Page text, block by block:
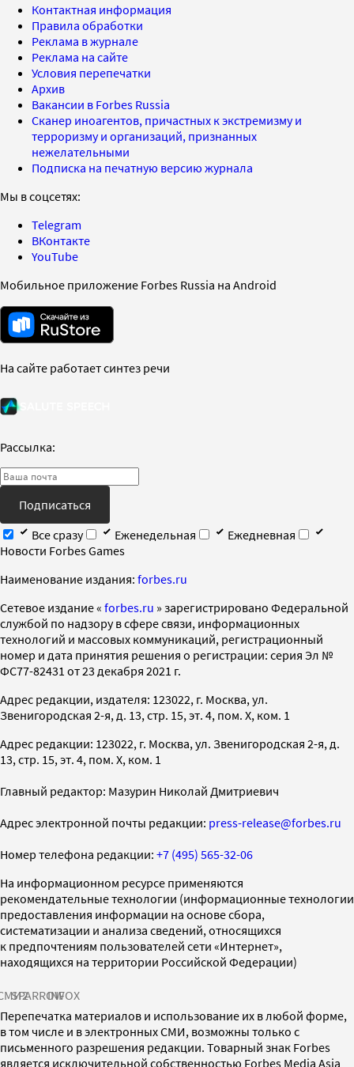
Контактная информация
Правила обработки
Реклама в журнале
Реклама на сайте
Условия перепечатки
Архив
Вакансии в Forbes Russia
Сканер иноагентов, причастных к экстремизму и
терроризму и организаций, признанных
нежелательными
Подписка на печатную версию журнала
Мы в соцсетях:
Telegram
ВКонтакте
YouTube
Мобильное приложение Forbes Russia на Android
На сайте работает синтез речи
Рассылка:
Подписаться
Все сразу
Еженедельная
Ежедневная
Новости Forbes Games
Наименование издания: forbes.ru
Cетевое издание « forbes.ru » зарегистрировано Федеральной
службой по надзору в сфере связи, информационных
технологий и массовых коммуникаций, регистрационный
номер и дата принятия решения о регистрации: серия Эл №
ФС77-82431 от 23 декабря 2021 г.
Адрес редакции, издателя: 123022, г. Москва, ул.
Звенигородская 2-я, д. 13, стр. 15, эт. 4, пом. X, ком. 1
Адрес редакции: 123022, г. Москва, ул. Звенигородская 2-я, д.
13, стр. 15, эт. 4, пом. X, ком. 1
Главный редактор: Мазурин Николай Дмитриевич
Адрес электронной почты редакции: press-release@forbes.ru
Номер телефона редакции: +7 (495) 565-32-06
На информационном ресурсе применяются
рекомендательные технологии (информационные технологии
предоставления информации на основе сбора,
систематизации и анализа сведений, относящихся
к предпочтениям пользователей сети «Интернет»,
находящихся на территории Российской Федерации)
SPARROWINFOX
Перепечатка материалов и использование их в любой форме,
в том числе и в электронных СМИ, возможны только с
письменного разрешения редакции. Товарный знак Forbes
является исключительной собственностью Forbes Media Asia